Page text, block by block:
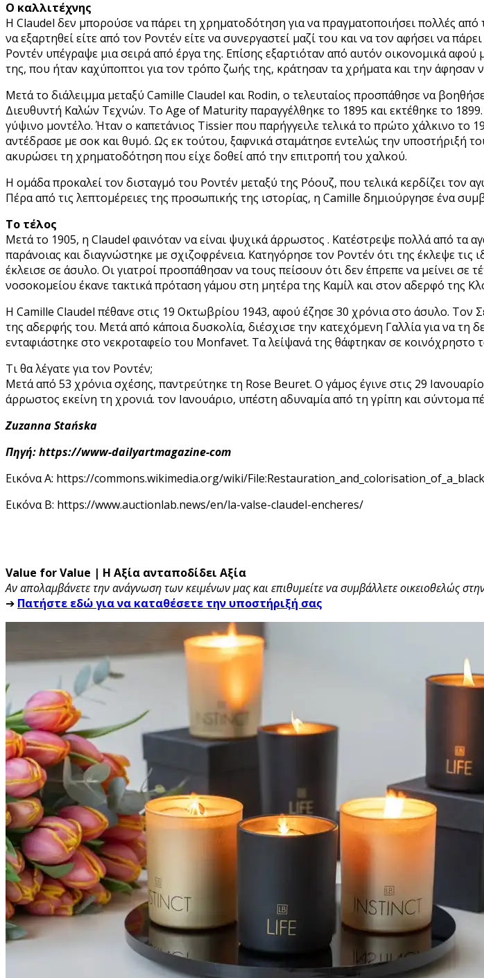
Ο καλλιτέχνης
Η Claudel δεν μπορούσε να πάρει τη χρηματοδότηση για να πραγματοποιήσει πολλές από
να εξαρτηθεί είτε από τον Ροντέν είτε να συνεργαστεί μαζί του και να τον αφήσει να
Ροντέν υπέγραψε μια σειρά από έργα της. Επίσης εξαρτιόταν από αυτόν οικονομικά
της, που ήταν καχύποπτοι για τον τρόπο ζωής της, κράτησαν τα χρήματα και την άφησαν
Μετά το διάλειμμα μεταξύ Camille Claudel και Rodin, ο τελευταίος προσπάθησε να
Διευθυντή Καλών Τεχνών. Το Age of Maturity παραγγέλθηκε το 1895 και εκτέθηκε το
γύψινο μοντέλο. Ήταν ο καπετάνιος Tissier που παρήγγειλε τελικά το πρώτο χάλκινο
αντέδρασε με σοκ και θυμό. Ως εκ τούτου, ξαφνικά σταμάτησε εντελώς την υποστήριξή
ακυρώσει τη χρηματοδότηση που είχε δοθεί από την επιτροπή του χαλκού.
Η ομάδα προκαλεί τον δισταγμό του Ροντέν μεταξύ της Ρόουζ, που τελικά κερδίζει τον
Πέρα από τις λεπτομέρειες της προσωπικής της ιστορίας, η Camille δημιούργησε ένα
Το τέλος
Μετά το 1905, η Claudel φαινόταν να είναι ψυχικά άρρωστος . Κατέστρεψε πολλά από τα
παράνοιας και διαγνώστηκε με σχιζοφρένεια. Κατηγόρησε τον Ροντέν ότι της έκλεψε τις
έκλεισε σε άσυλο. Οι γιατροί προσπάθησαν να τους πείσουν ότι δεν έπρεπε να μείνει
νοσοκομείου έκανε τακτικά πρόταση γάμου στη μητέρα της Καμίλ και στον αδερφό της
Η Camille Claudel πέθανε στις 19 Οκτωβρίου 1943, αφού έζησε 30 χρόνια στο άσυλο. Τον
της αδερφής του. Μετά από κάποια δυσκολία, διέσχισε την κατεχόμενη Γαλλία για να
ενταφιάστηκε στο νεκροταφείο του Monfavet. Τα λείψανά της θάφτηκαν σε κοινόχρηστο
Τι θα λέγατε για τον Ροντέν;
Μετά από 53 χρόνια σχέσης, παντρεύτηκε τη Rose Beuret. Ο γάμος έγινε στις 29
άρρωστος εκείνη τη χρονιά. τον Ιανουάριο, υπέστη αδυναμία από τη γρίπη και σύντομα
Zuzanna Stańska
Πηγή: https://www-dailyartmagazine-com
Εικόνα Α: https://commons.wikimedia.org/wiki/
Εικόνα Β: https://www.auctionlab.news/en/la-valse-claudel-encheres/
Value for Value | Η Αξία ανταποδίδει Αξία
Αν απολαμβάνετε την ανάγνωση των κειμένων μας και επιθυμείτε να συμβάλλετε οικειοθελώς
➔ Πατήστε εδώ για να καταθέσετε την υποστήριξή σας